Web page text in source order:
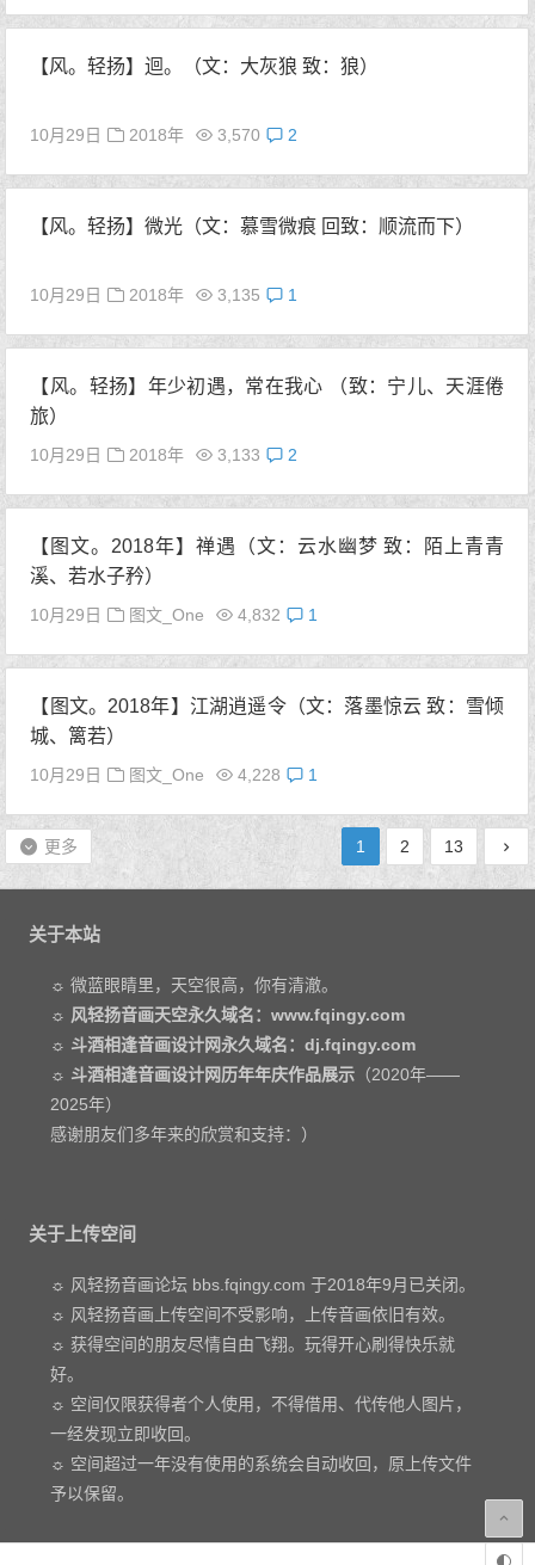
【风。轻扬】迴。（文：大灰狼 致：狼）
10月29日 2018年 3,570 2
【风。轻扬】微光（文：慕雪微痕 回致：顺流而下）
10月29日 2018年 3,135 1
【风。轻扬】年少初遇，常在我心 （致：宁儿、天涯倦
旅）
10月29日 2018年 3,133 2
【图文。2018年】禅遇（文：云水幽梦 致：陌上青青
溪、若水子矜）
10月29日 图文_One 4,832 1
【图文。2018年】江湖逍遥令（文：落墨惊云 致：雪倾
城、篱若）
10月29日 图文_One 4,228 1
更多 1 2 13
关于本站
☼ 微蓝眼睛里，天空很高，你有清澈。
☼ 风轻扬音画天空永久域名：www.fqingy.com
☼ 斗酒相逢音画设计网永久域名：dj.fqingy.com
☼ 斗酒相逢音画设计网历年年庆作品展示 （2020年——
2025年）
感谢朋友们多年来的欣赏和支持：）
关于上传空间
☼ 风轻扬音画论坛 bbs.fqingy.com 于2018年9月已关闭。
☼ 风轻扬音画上传空间不受影响，上传音画依旧有效。
☼ 获得空间的朋友尽情自由飞翔。玩得开心刷得快乐就
好。
☼ 空间仅限获得者个人使用，不得借用、代传他人图片，
一经发现立即收回。
☼ 空间超过一年没有使用的系统会自动收回，原上传文件
予以保留。